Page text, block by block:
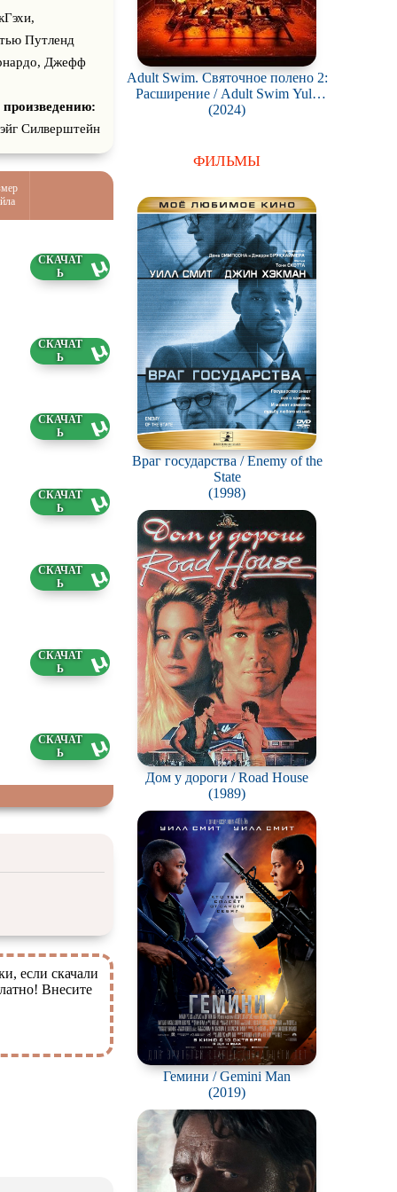
Кристал
Хоукинс,
Ковач,
Путленд
Джефф
Силверштейн
если скачали
Внесите
Adult Swim. Святочное полено 2:
Расширение / Adult Swim Yule
Log 2: Branchin' Out
(2024)
ФИЛЬМЫ
Враг государства / Enemy of the
State
(1998)
Дом у дороги / Road House
(1989)
Гемини / Gemini Man
(2019)